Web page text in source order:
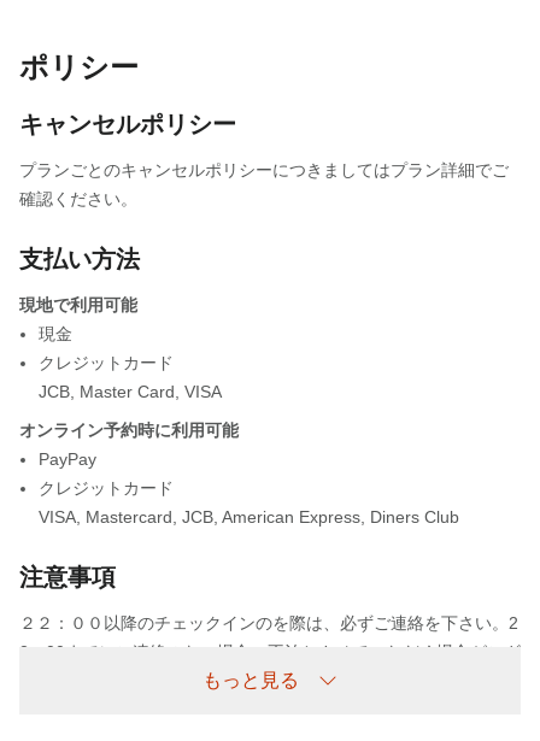
ポリシー
キャンセルポリシー
プランごとのキャンセルポリシーにつきましてはプラン詳細でご
確認ください。
支払い方法
現地で利用可能
現金
クレジットカード
JCB Master Card VISA
オンライン予約時に利用可能
PayPay
クレジットカード
VISA Mastercard JCB American Express Diners Club
注意事項
２２：００以降のチェックインのを際は、必ずご連絡を下さい。2
2：00までにご連絡のない場合、不泊とさせていただく場合がござ
もっと見る